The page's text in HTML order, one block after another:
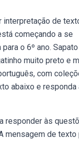
de
começando a se
o 6º ano.
muito preto e
com
abaixo e responda
responder às
mensagem de texto